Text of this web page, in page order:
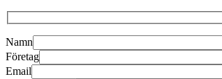
Namn
Företag
Email